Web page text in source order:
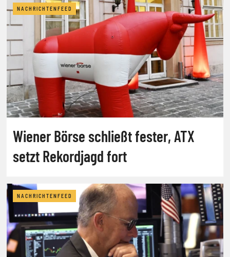
NACHRICHTENFEED
Wiener Börse schließt fester, ATX
setzt Rekordjagd fort
NACHRICHTENFEED